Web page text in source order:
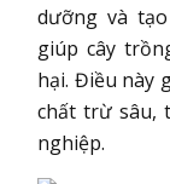
dưỡng và
giúp cây
hại. Điều này
chất trừ sâu,
nghiệp.